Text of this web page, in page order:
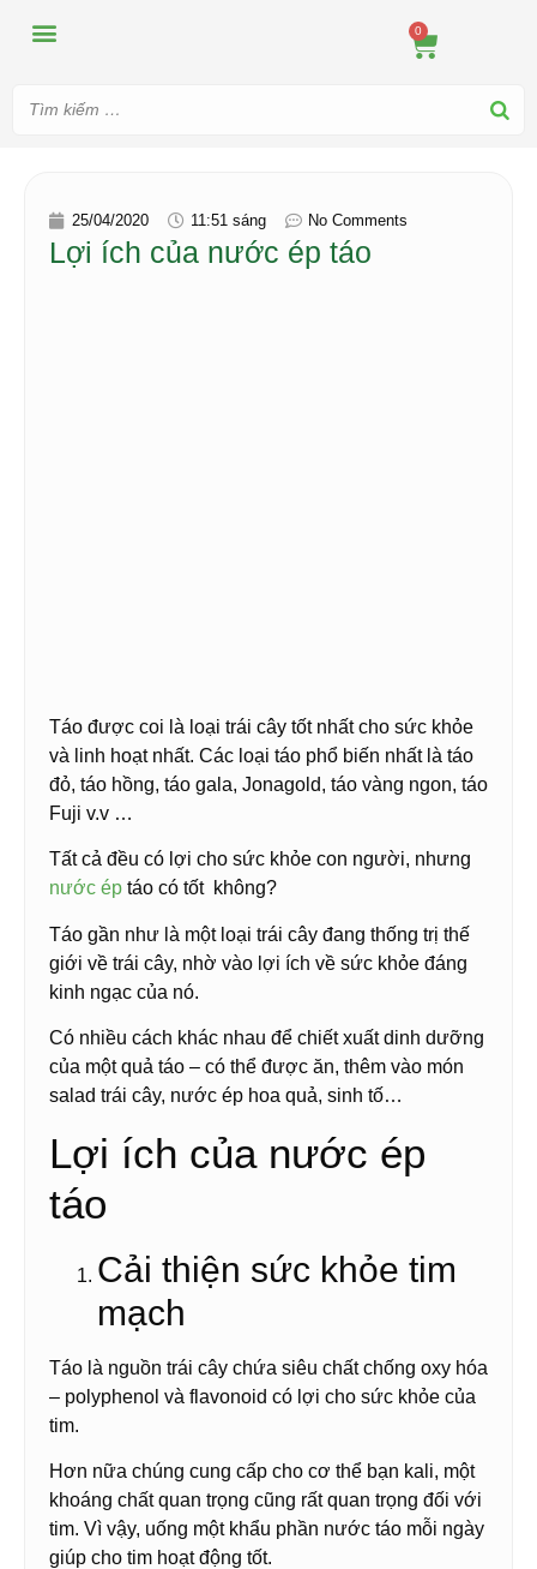
0
25/04/2020 11:51 sáng No Comments
Lợi ích của nước ép táo
Táo được coi là loại trái cây tốt nhất cho sức khỏe
và linh hoạt nhất. Các loại táo phổ biến nhất là táo
đỏ, táo hồng, táo gala, Jonagold, táo vàng ngon, táo
Fuji v.v …
Tất cả đều có lợi cho sức khỏe con người, nhưng
nước ép táo có tốt không?
Táo gần như là một loại trái cây đang thống trị thế
giới về trái cây, nhờ vào lợi ích về sức khỏe đáng
kinh ngạc của nó.
Có nhiều cách khác nhau để chiết xuất dinh dưỡng
của một quả táo – có thể được ăn, thêm vào món
salad trái cây, nước ép hoa quả, sinh tố…
Lợi ích của nước ép
táo
Cải thiện sức khỏe tim
mạch
Táo là nguồn trái cây chứa siêu chất chống oxy hóa
– polyphenol và flavonoid có lợi cho sức khỏe của
tim.
Hơn nữa chúng cung cấp cho cơ thể bạn kali, một
khoáng chất quan trọng cũng rất quan trọng đối với
tim. Vì vậy, uống một khẩu phần nước táo mỗi ngày
giúp cho tim hoạt động tốt.